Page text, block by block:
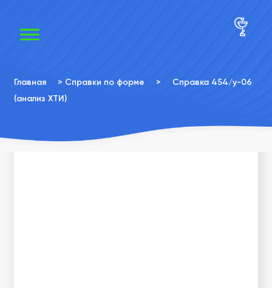
Главная > Справки по форме >
Справка 454/у-06
(анализ ХТИ)